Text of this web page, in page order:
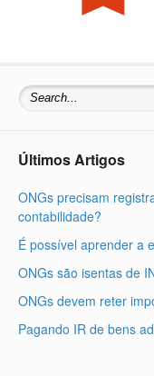
Últimos Artigos
ONGs precisam
contabilidade?
É possível aprender a
ONGs são isentas de
ONGs devem reter
Pagando IR de bens